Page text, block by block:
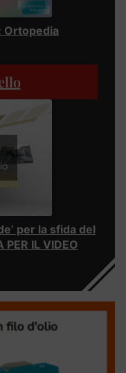
Ortopedia
per la sfida del
IL VIDEO